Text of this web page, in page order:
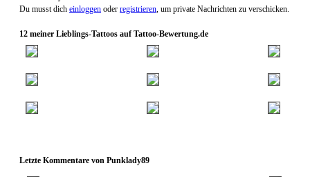
Du musst dich einloggen oder registrieren, um private Nachrichten zu verschicken.
12 meiner Lieblings-Tattoos auf Tattoo-Bewertung.de
Letzte Kommentare von Punklady89